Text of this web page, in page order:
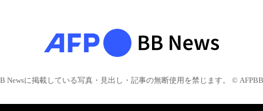
Newsに掲載している写真・見出し・記事の無断使用を禁じます。 © AFPBB